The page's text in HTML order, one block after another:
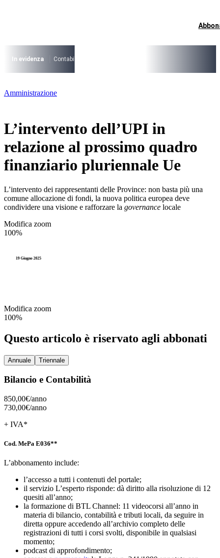
I più cercati
Lorem ipsum dolor sit amet consectetur
In evidenza Contabilità Accrual
Lorem ipsum dolor sit amet consectetur
Amministrazione
L’intervento dell’UPI in
relazione al prossimo quadro
finanziario pluriennale Ue
L’intervento dei rappresentanti delle Province: non basta più una
comune allocazione di fondi, la nuova politica europea deve
condividere una visione e rafforzare la governance locale
Modifica zoom
100%
19 Giugno 2025
Modifica zoom
100%
Questo articolo è riservato agli abbonati
Annuale Triennale
Bilancio e Contabilità
850,00€/anno
730,00€/anno
+ IVA*
Cod. MePa E036**
L’abbonamento include:
l’accesso a tutti i contenuti del portale;
il servizio L’esperto risponde: dà diritto alla risoluzione di 12
quesiti all’anno;
la formazione di BTL Channel: 11 videocorsi all’anno in
materia di bilancio, contabilità e tributi locali, da seguire in
diretta oppure accedendo all’archivio completo delle
registrazioni di tutti i corsi svolti, disponibile in qualsiasi
momento;
podcast di approfondimento;